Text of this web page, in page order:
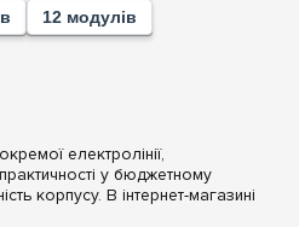
12 модулів
електролінії,
у бюджетному
корпусу. В інтернет-магазині